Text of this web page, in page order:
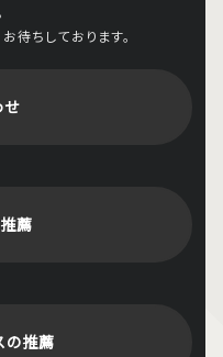
待ちしております。
せ
薦
の推薦